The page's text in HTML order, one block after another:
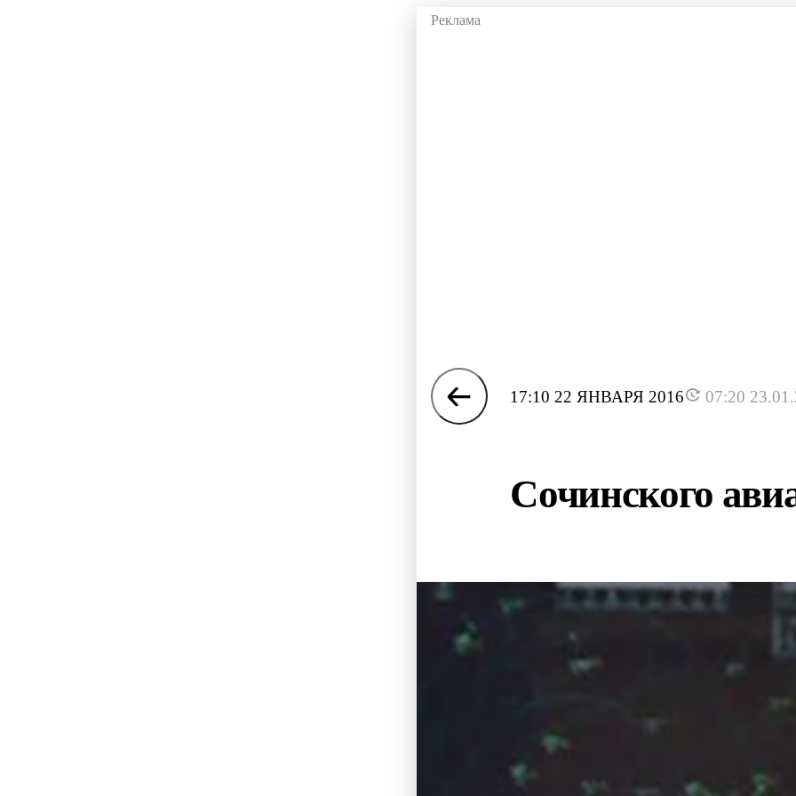
17:10 22 ЯНВАРЯ 2016 07:20
Сочинского